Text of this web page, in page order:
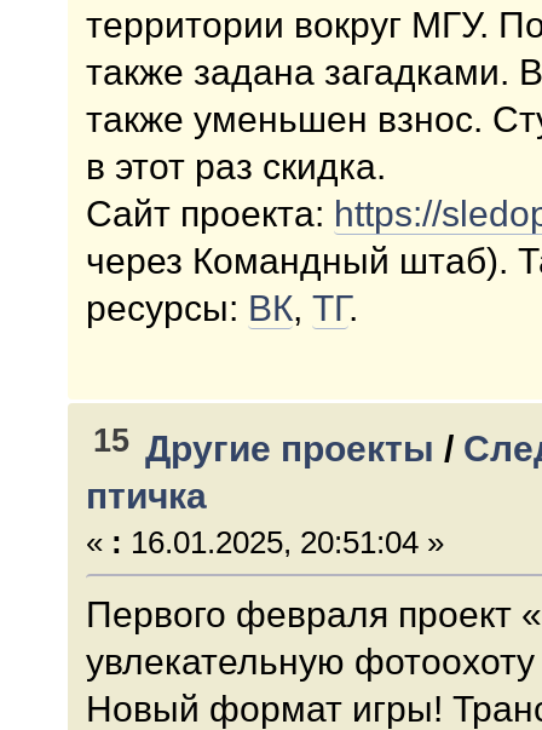
территории вокруг МГУ.
также задана загадками.
также уменьшен взнос.
в этот раз скидка.
Сайт проекта: https://
через Командный штаб).
ресурсы: ВК,ТГ.
15 Другие проекты /
птичка
« : 16.01.2025, 20:51:04 »
Первого февраля проект
увлекательную
Новый формат игры!